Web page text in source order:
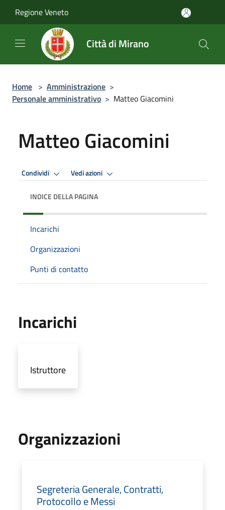
Regione Veneto
Città di Mirano
Home > Amministrazione >
Personale amministrativo > Matteo Giacomini
Matteo Giacomini
Condividi Vedi azioni
INDICE DELLA PAGINA
Incarichi
Organizzazioni
Punti di contatto
Incarichi
Istruttore
Organizzazioni
Segreteria Generale, Contratti,
Protocollo e Messi